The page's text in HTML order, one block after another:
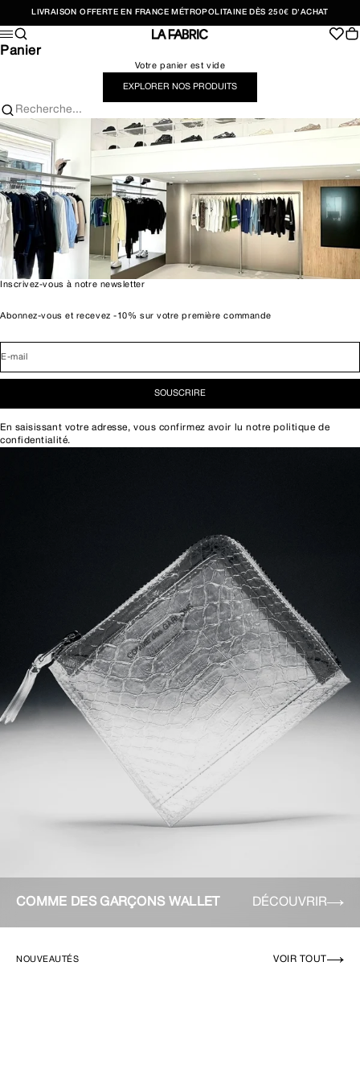
LIVRAISON OFFERTE EN FRANCE MÉTROPOLITAINE DÈS 250€ D'ACHAT
LA FABRIC SHOP
Menu
Recherche
Panier
Votre panier est vide
EXPLORER NOS PRODUITS
Recherche...
Inscrivez-vous à notre newsletter
Abonnez-vous et recevez -10% sur votre première commande
E-mail
SOUSCRIRE
En saisissant votre adresse, vous confirmez avoir lu notrepolitique de
confidentialité.
COMME DES GARÇONS WALLET DÉCOUVRIR
NOUVEAUTÉS VOIR TOUT